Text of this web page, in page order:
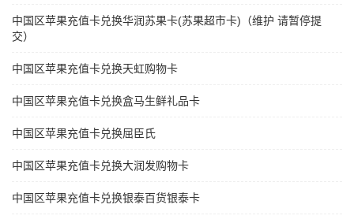
中国区苹果充值卡兑换华润苏果卡(苏果超市卡)（维护 请暂停提
交）
中国区苹果充值卡兑换天虹购物卡
中国区苹果充值卡兑换盒马生鲜礼品卡
中国区苹果充值卡兑换屈臣氏
中国区苹果充值卡兑换大润发购物卡
中国区苹果充值卡兑换银泰百货银泰卡